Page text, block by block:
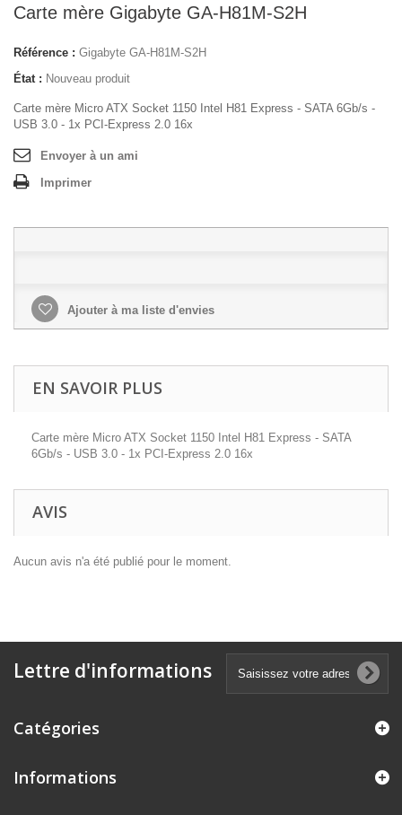
Carte mère Gigabyte GA-H81M-S2H
Référence : Gigabyte GA-H81M-S2H
État : Nouveau produit
Carte mère Micro ATX Socket 1150 Intel H81 Express - SATA 6Gb/s -
USB 3.0 - 1x PCI-Express 2.0 16x
Envoyer à un ami
Imprimer
Ajouter à ma liste d'envies
EN SAVOIR PLUS
Carte mère Micro ATX Socket 1150 Intel H81 Express - SATA
6Gb/s - USB 3.0 - 1x PCI-Express 2.0 16x
AVIS
Aucun avis n'a été publié pour le moment.
Lettre d'informations
Catégories
Informations